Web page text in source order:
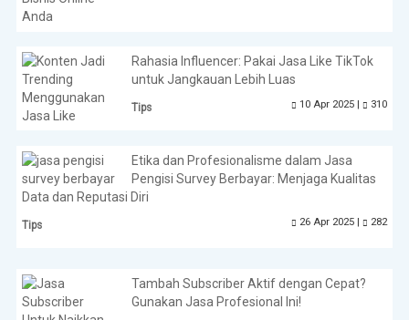
Rahasia Influencer: Pakai Jasa Like TikTok
untuk Jangkauan Lebih Luas
Tips 10 Apr 2025 | 310
Etika dan Profesionalisme dalam Jasa
Pengisi Survey Berbayar: Menjaga Kualitas
Data dan Reputasi Diri
Tips 26 Apr 2025 | 282
Tambah Subscriber Aktif dengan Cepat?
Gunakan Jasa Profesional Ini!